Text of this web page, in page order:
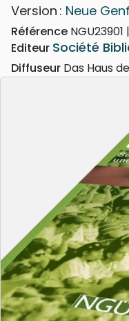
Version : Neue
Référence NGU23901
Editeur Société
Diffuseur Das Haus